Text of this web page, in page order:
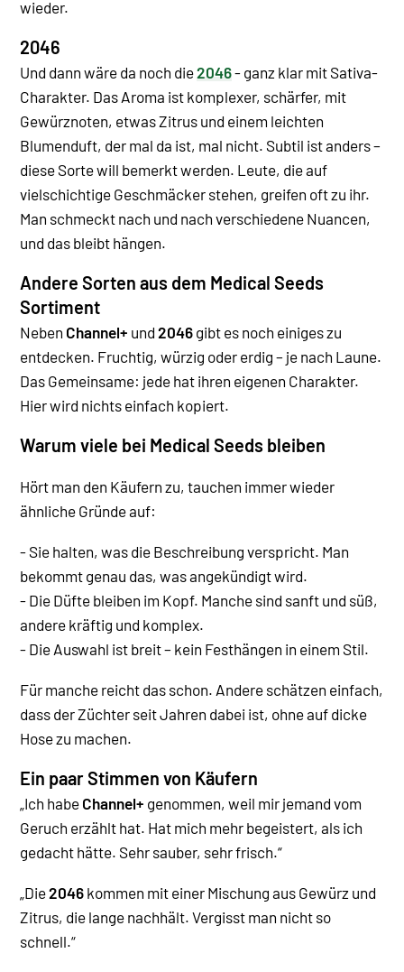
wieder.
2046
Und dann wäre da noch die2046- ganz klar mit Sativa-
Charakter. Das Aroma ist komplexer, schärfer, mit
Gewürznoten, etwas Zitrus und einem leichten
Blumenduft, der mal da ist, mal nicht. Subtil ist anders –
diese Sorte will bemerkt werden. Leute, die auf
vielschichtige Geschmäcker stehen, greifen oft zu ihr.
Man schmeckt nach und nach verschiedene Nuancen,
und das bleibt hängen.
Andere Sorten aus dem Medical Seeds
Sortiment
Neben Channel+ und 2046 gibt es noch einiges zu
entdecken. Fruchtig, würzig oder erdig – je nach Laune.
Das Gemeinsame: jede hat ihren eigenen Charakter.
Hier wird nichts einfach kopiert.
Warum viele bei Medical Seeds bleiben
Hört man den Käufern zu, tauchen immer wieder
ähnliche Gründe auf:
- Sie halten, was die Beschreibung verspricht. Man
bekommt genau das, was angekündigt wird.
- Die Düfte bleiben im Kopf. Manche sind sanft und süß,
andere kräftig und komplex.
- Die Auswahl ist breit – kein Festhängen in einem Stil.
Für manche reicht das schon. Andere schätzen einfach,
dass der Züchter seit Jahren dabei ist, ohne auf dicke
Hose zu machen.
Ein paar Stimmen von Käufern
„Ich habe Channel+ genommen, weil mir jemand vom
Geruch erzählt hat. Hat mich mehr begeistert, als ich
gedacht hätte. Sehr sauber, sehr frisch.“
„Die2046 kommen mit einer Mischung aus Gewürz und
Zitrus, die lange nachhält. Vergisst man nicht so
schnell.“